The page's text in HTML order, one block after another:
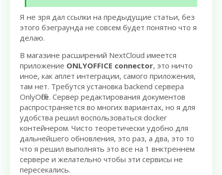
Я не зря дал ссылки на предыдущие статьи, без
этого бэеграунда не совсем будет понятно что я
делаю.
В магазине расширений NextCloud имеется
приложение ONLYOFFICE connector, это ничто
иное, как аплет интеграции, самого приложения,
там нет. Требутся установка backend сервера
OnlyOffice. Сервер редактирования документов
распространяется во многих вариантах, но я для
удобства решил воспользоваться docker
контейнером. Чисто теоретически удобно для
дальнейшего обновления, это раз, а два, это то
что я решил выполнять это все на 1 внктреннем
сервере и желательно чтобы эти сервисы не
пересекались.